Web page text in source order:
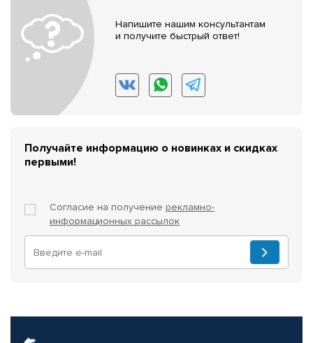
Напишите нашим консультантам
и получите быстрый ответ!
Получайте информацию о новинках и скидках
первыми!
Согласие на получение рекламно-
информационных рассылок